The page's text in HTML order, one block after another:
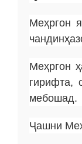
Меҳргон
Меҳргон
гирифта,
мебошад.
Ҷашни